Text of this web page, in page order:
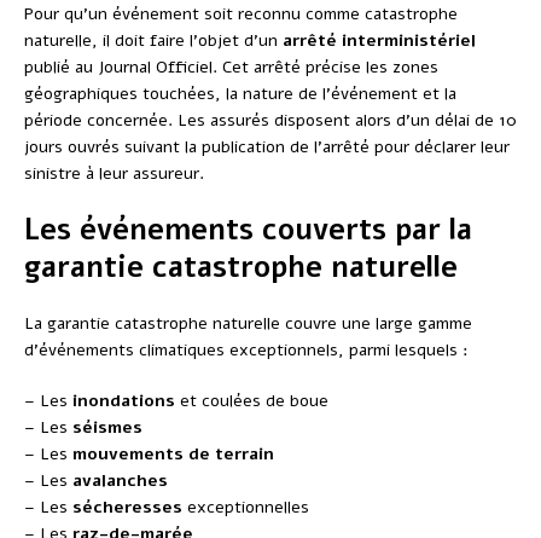
Pour qu’un événement soit reconnu comme catastrophe
naturelle, il doit faire l’objet d’un arrêté interministériel
publié au Journal Officiel. Cet arrêté précise les zones
géographiques touchées, la nature de l’événement et la
période concernée. Les assurés disposent alors d’un délai de 10
jours ouvrés suivant la publication de l’arrêté pour déclarer leur
sinistre à leur assureur.
Les événements couverts par la
garantie catastrophe naturelle
La garantie catastrophe naturelle couvre une large gamme
d’événements climatiques exceptionnels, parmi lesquels :
– Les inondations et coulées de boue
– Les séismes
– Les mouvements de terrain
– Les avalanches
– Les sécheresses exceptionnelles
– Les raz-de-marée